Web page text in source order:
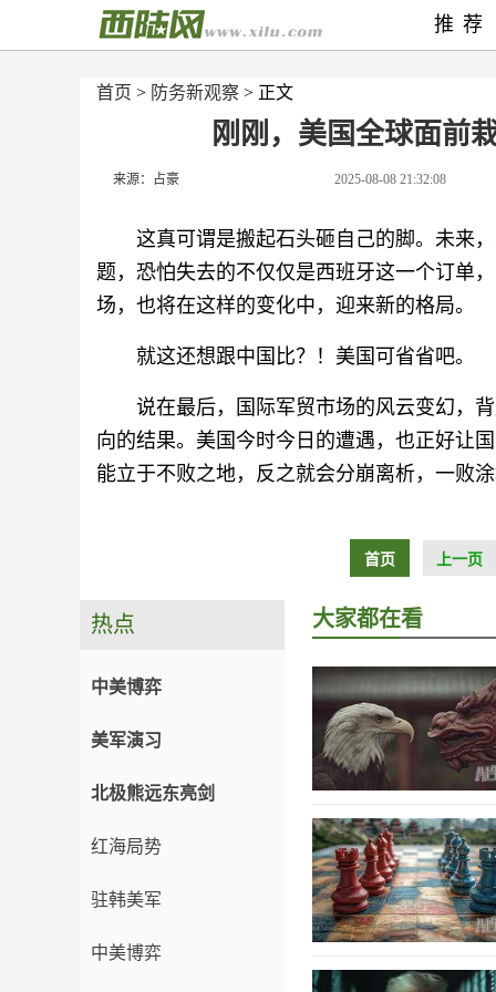
首页 > 防务新观察 > 正文
刚刚，美国全球面前
来源：占豪 2025-08-08 21:32:08
这真可谓是搬起石头砸自己的脚。未来
题，恐怕失去的不仅仅是西班牙这一个订单
场，也将在这样的变化中，迎来新的格局。
就这还想跟中国比？！美国可省省吧。
说在最后，国际军贸市场的风云变幻，
向的结果。美国今时今日的遭遇，也正好让
能立于不败之地，反之就会分崩离析，一败
首页 上一页
推荐
热点
中美博弈
美军演习
北极熊远东亮剑
红海局势
驻韩美军
中美博弈
大家都在看